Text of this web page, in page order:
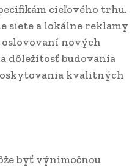
cieľového trhu.
siete a lokálne reklamy
nových
dôležitosť budovania
kvalitných
byť výnimočnou